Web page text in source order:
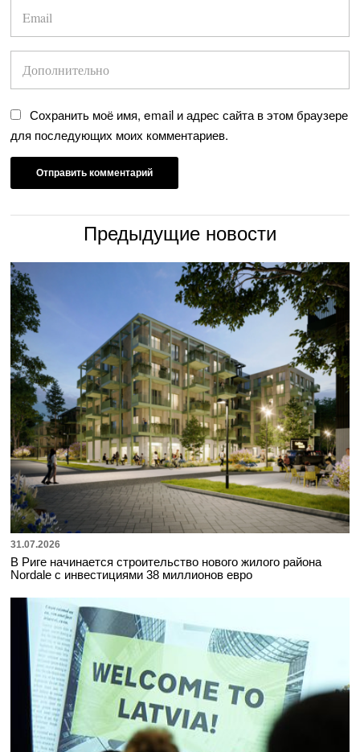
Сохранить моё имя, email и адрес сайта в этом браузере
для последующих моих комментариев.
Предыдущие новости
31.07.2026
В Риге начинается строительство нового жилого района
Nordale с инвестициями 38 миллионов евро